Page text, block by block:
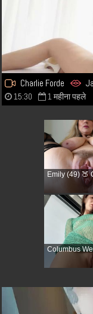
Charlie Forde
15:30 1 महीना पहले
Emily (49) 🍑
Columbus